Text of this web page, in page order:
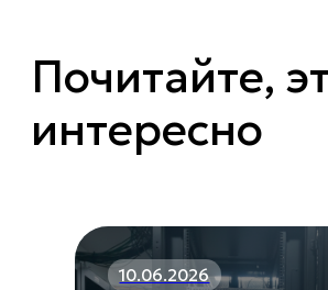
Почитайте,
интересно
10.06.2026